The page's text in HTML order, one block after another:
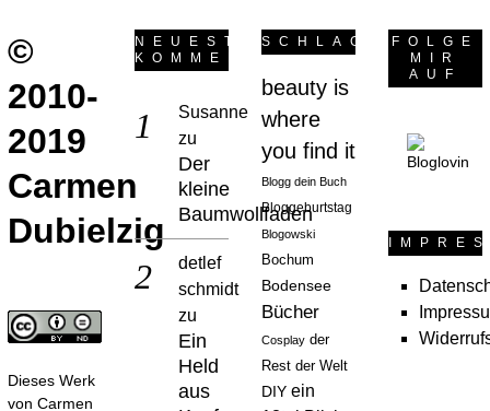
©
2010-
2019
Carmen
Dubielzig
Dieses Werk
von Carmen
NEUESTE
KOMMENTARE
Susanne
zu
Der
kleine
Baumwollfaden
detlef
schmidt
zu
Ein
Held
aus
SCHLAGWÖRTER
beauty is
where
you find it
Blogg dein Buch
Bloggeburtstag
Blogowski
Bochum
Bodensee
Bücher
Cosplay der
Rest der Welt
DIY ein
FOLGE
MIR
AUF